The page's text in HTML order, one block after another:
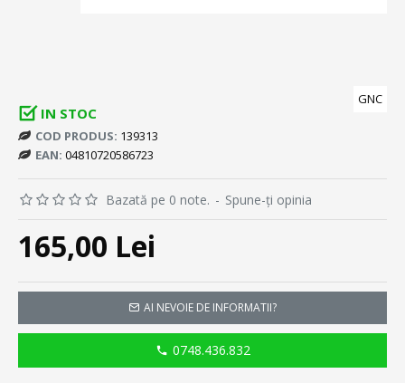
IN STOC
COD PRODUS: 139313
EAN: 04810720586723
GNC
Bazată pe 0 note. - Spune-ţi opinia
165,00 Lei
AI NEVOIE DE INFORMATII?
0748.436.832